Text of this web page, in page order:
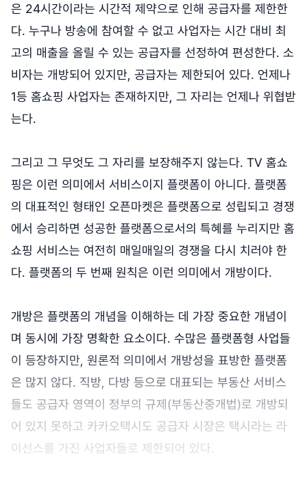
은 24시간이라는 시간적 제약으로 인해 공급자를 제한한
다. 누구나 방송에 참여할 수 없고 사업자는 시간 대비 최
고의 매출을 올릴 수 있는 공급자를 선정하여 편성한다. 소
비자는 개방되어 있지만, 공급자는 제한되어 있다. 언제나
1등 홈쇼핑 사업자는 존재하지만, 그 자리는 언제나 위협받
는다.
그리고 그 무엇도 그 자리를 보장해주지 않는다. TV 홈쇼
핑은 이런 의미에서 서비스이지 플랫폼이 아니다. 플랫폼
의 대표적인 형태인 오픈마켓은 플랫폼으로 성립되고 경쟁
에서 승리하면 성공한 플랫폼으로서의 특혜를 누리지만 홈
쇼핑 서비스는 여전히 매일매일의 경쟁을 다시 치러야 한
다. 플랫폼의 두 번째 원칙은 이런 의미에서 개방이다.
개방은 플랫폼의 개념을 이해하는 데 가장 중요한 개념이
며 동시에 가장 명확한 요소이다. 수많은 플랫폼형 사업들
이 등장하지만, 원론적 의미에서 개방성을 표방한 플랫폼
은 많지 않다. 직방, 다방 등으로 대표되는 부동산 서비스
들도 공급자 영역이 정부의 규제(부동산중개법)로 개방되
어 있지 못하고 카카오택시도 공급자 시장은 택시라는 라
이선스를 가진 사업자들로 제한되어 있다.